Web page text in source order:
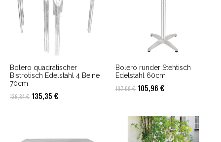
Bolero quadratischer
Bistrotisch Edelstahl 4 Beine
70cm
136,84€ Ursprünglicher
135,35 €
Bolero runder Stehtisch
Edelstahl 60cm
107,09€ Ursprünglicher
107,09 €
105,96 €
105,96 €.